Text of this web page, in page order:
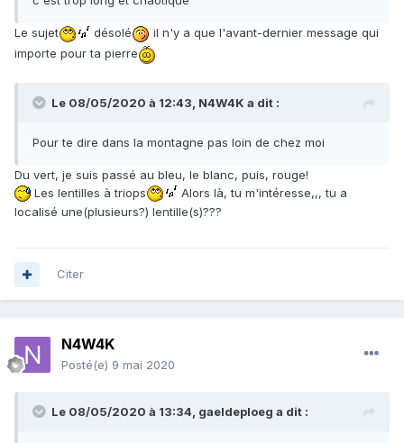
Le sujet désolé
il n'y a que l'avant-dernier message qui
importe pour ta pierre
Le 08/05/2020 à 12:43, N4W4K a dit :
Pour te dire dans la montagne pas loin de chez moi
Du vert, je suis passé au bleu, le blanc, puis, rouge!
Les lentilles à triops
Alors là, tu m'intéresse,,, tu a
localisé une(plusieurs?) lentille(s)???
Citer
N4W4K
Posté(e) 9 mai 2020
Le 08/05/2020 à 13:34, gaeldeploeg a dit :